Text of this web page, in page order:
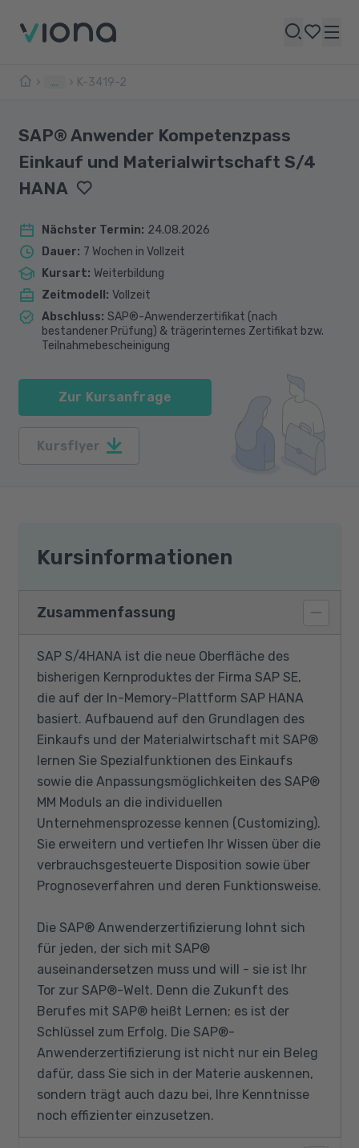
... K-3419-2
SAP® Anwender Kompetenzpass
Einkauf und Materialwirtschaft S/4
HANA
Nächster Termin: 24.08.2026
Dauer: 7 Wochen in Vollzeit
Kursart: Weiterbildung
Zeitmodell : Vollzeit
Abschluss: SAP®-Anwenderzertifikat (nach
bestandener Prüfung) & trägerinternes Zertifikat bzw.
Teilnahmebescheinigung
Zur Kursanfrage
Kursflyer
Kursinformationen
Zusammenfassung
SAP S/4HANA ist die neue Oberfläche des
bisherigen Kernproduktes der Firma SAP SE,
die auf der In-Memory-Plattform SAP HANA
basiert. Aufbauend auf den Grundlagen des
Einkaufs und der Materialwirtschaft mit SAP®
lernen Sie Spezialfunktionen des Einkaufs
sowie die Anpassungsmöglichkeiten des SAP®
MM Moduls an die individuellen
Unternehmensprozesse kennen (Customizing).
Sie erweitern und vertiefen Ihr Wissen über die
verbrauchsgesteuerte Disposition sowie über
Prognoseverfahren und deren Funktionsweise.
Die SAP® Anwenderzertifizierung lohnt sich
für jeden, der sich mit SAP®
auseinandersetzen muss und will - sie ist Ihr
Tor zur SAP®-Welt. Denn die Zukunft des
Berufes mit SAP® heißt Lernen; es ist der
Schlüssel zum Erfolg. Die SAP®-
Anwenderzertifizierung ist nicht nur ein Beleg
dafür, dass Sie sich in der Materie auskennen,
sondern trägt auch dazu bei, Ihre Kenntnisse
noch effizienter einzusetzen.